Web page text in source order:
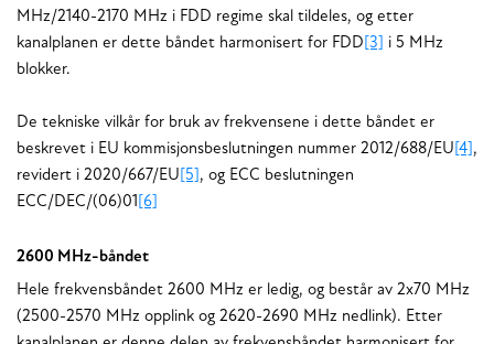
MHz/2140-2170 MHz i FDD regime skal tildeles, og etter
kanalplanen er dette båndet harmonisert for FDD [3]
i 5 MHz
blokker.
De tekniske vilkår for bruk av frekvensene i dette båndet er
beskrevet i EU kommisjonsbeslutningen nummer 2012/688/EU [4] ,
revidert i 2020/667/EU [5] , og ECC beslutningen
ECC/DEC/(06)01 [6]
2600 MHz-båndet
Hele frekvensbåndet 2600 MHz er ledig, og består av 2x70 MHz
(2500-2570 MHz opplink og 2620-2690 MHz nedlink). Etter